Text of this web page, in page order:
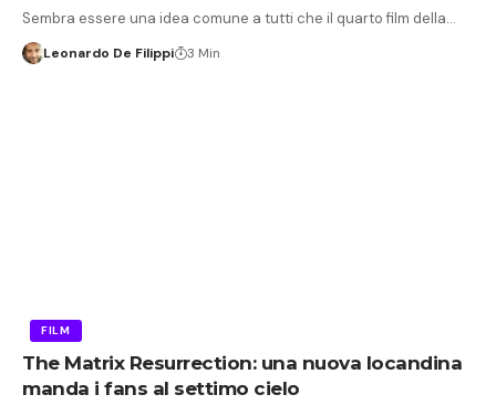
Sembra essere una idea comune a tutti che il quarto film della…
Leonardo De Filippi 3 Min
FILM
The Matrix Resurrection: una nuova locandina
manda i fans al settimo cielo